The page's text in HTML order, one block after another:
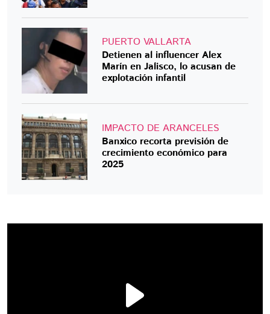
PUERTO VALLARTA
Detienen al influencer Alex
Marín en Jalisco, lo acusan de
explotación infantil
IMPACTO DE ARANCELES
Banxico recorta previsión de
crecimiento económico para
2025